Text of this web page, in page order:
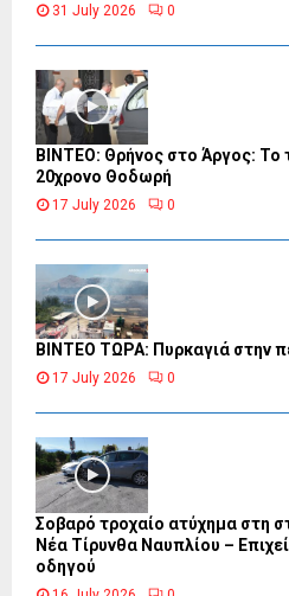
31 July 2026 0
ΒΙΝΤΕΟ: Θρήνος στο Άργος: Το
20χρονο Θοδωρή
17 July 2026 0
ΒΙΝΤΕΟ ΤΩΡΑ: Πυρκαγιά στην
17 July 2026 0
Σοβαρό τροχαίο ατύχημα στη
Νέα Τίρυνθα Ναυπλίου –
οδηγού